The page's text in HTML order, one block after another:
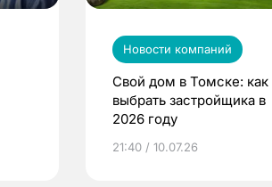
Новости компаний
Свой дом в Томске: как
выбрать застройщика в
2026 году
21:40 / 10.07.26